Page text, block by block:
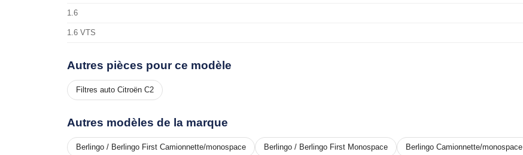
1.6
1.6 VTS
Autres pièces pour ce modèle
Filtres auto Citroën C2
Autres modèles de la marque
Berlingo / Berlingo First Camionnette/monospace Berlingo / Berlingo First Monospace Berlingo Camionnette/monospace